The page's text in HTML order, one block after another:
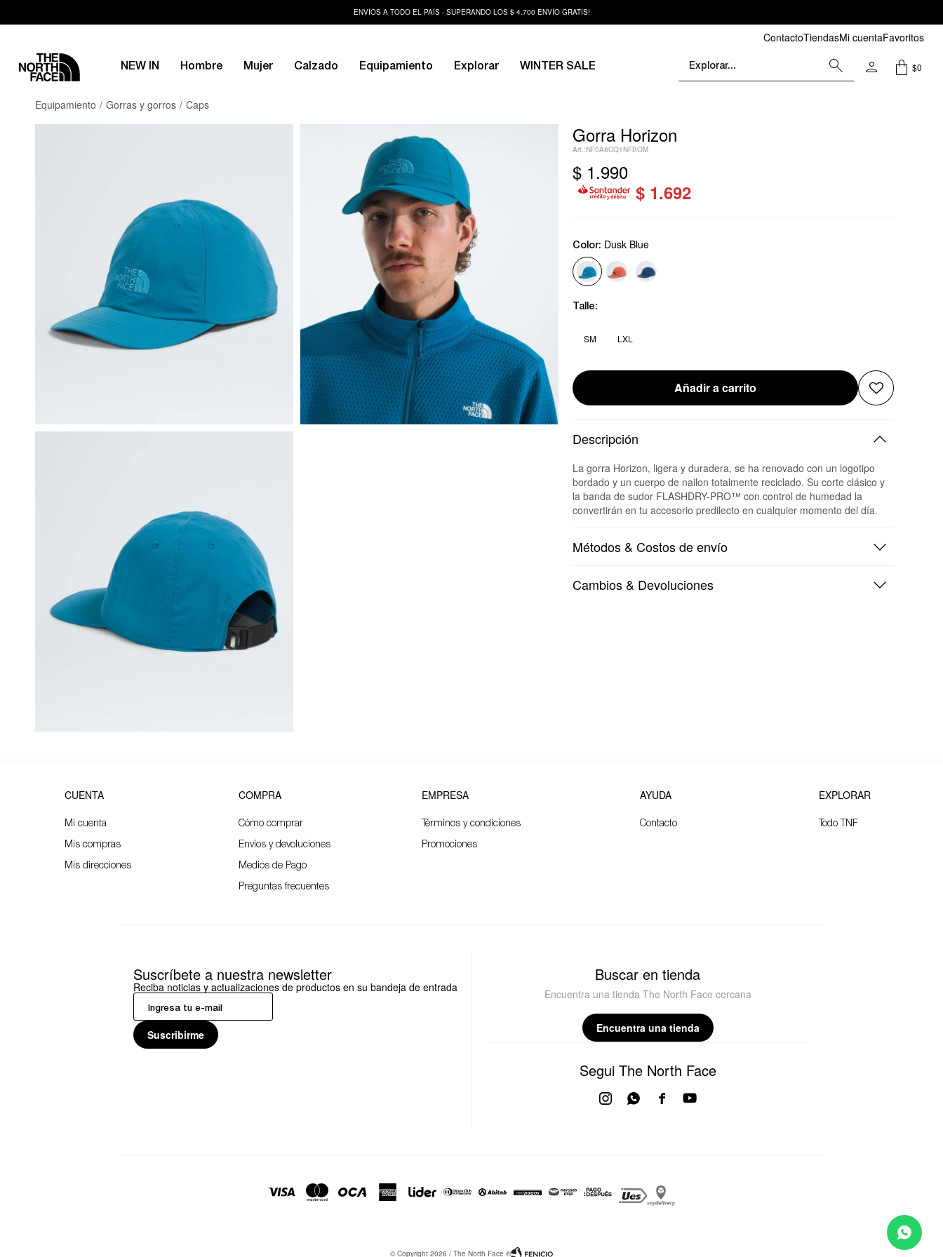
ENVÍOS A TODO EL PAÍS - SUPERANDO LOS $ 4.700 ENVÍO GRATIS!
ContactoTiendasMi cuentaFavoritos
NEW IN Hombre Mujer Calzado Equipamiento Explorar WINTER SALE $0
Equipamiento Gorras y gorros Caps
Gorra Horizon
NF0A8CQ1NFBOM
$ 1.990
$ 1.692
Color: Dusk Blue
Talle:
SM LXL
Añadir a carrito
Descripción
La gorra Horizon, ligera y duradera, se ha renovado con un logotipo
bordado y un cuerpo de nailon totalmente reciclado. Su corte clásico y
la banda de sudor FLASHDRY-PRO™ con control de humedad la
convertirán en tu accesorio predilecto en cualquier momento del día.
Métodos & Costos de envío
Cambios & Devoluciones
CUENTA
Mi cuenta
Mis compras
Mis direcciones
COMPRA
Cómo comprar
Envíos y devoluciones
Medios de Pago
Preguntas frecuentes
EMPRESA
Términos y condiciones
Promociones
AYUDA
Contacto
EXPLORAR
Todo TNF
Suscríbete a nuestra newsletter
Reciba noticias y actualizaciones de productos en su bandeja de entrada
Suscribirme
Buscar en tienda
Encuentra una tienda The North Face cercana
Encuentra una tienda
Segui The North Face
 
 
© Copyright 2026 / The North Face ®